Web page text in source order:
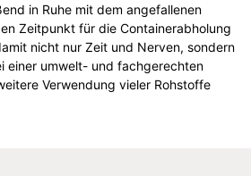
in Ruhe mit dem angefallenen
Zeitpunkt für die Containerabholung
nicht nur Zeit und Nerven, sondern
einer umwelt- und fachgerechten
Verwendung vieler Rohstoffe